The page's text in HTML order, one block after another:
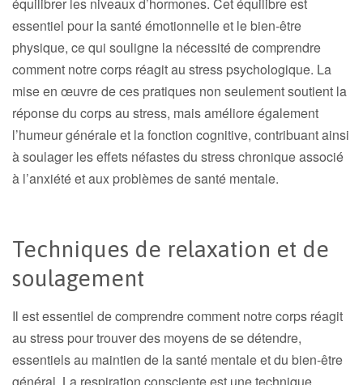
équilibrer les niveaux d’hormones. Cet équilibre est
essentiel pour la santé émotionnelle et le bien-être
physique, ce qui souligne la nécessité de comprendre
comment notre corps réagit au stress psychologique. La
mise en œuvre de ces pratiques non seulement soutient la
réponse du corps au stress, mais améliore également
l’humeur générale et la fonction cognitive, contribuant ainsi
à soulager les effets néfastes du stress chronique associé
à l’anxiété et aux problèmes de santé mentale.
Techniques de relaxation et de
soulagement
Il est essentiel de comprendre comment notre corps réagit
au stress pour trouver des moyens de se détendre,
essentiels au maintien de la santé mentale et du bien-être